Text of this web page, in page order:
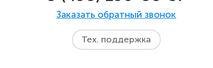
Заказать обратный звонок
Тех. поддержка